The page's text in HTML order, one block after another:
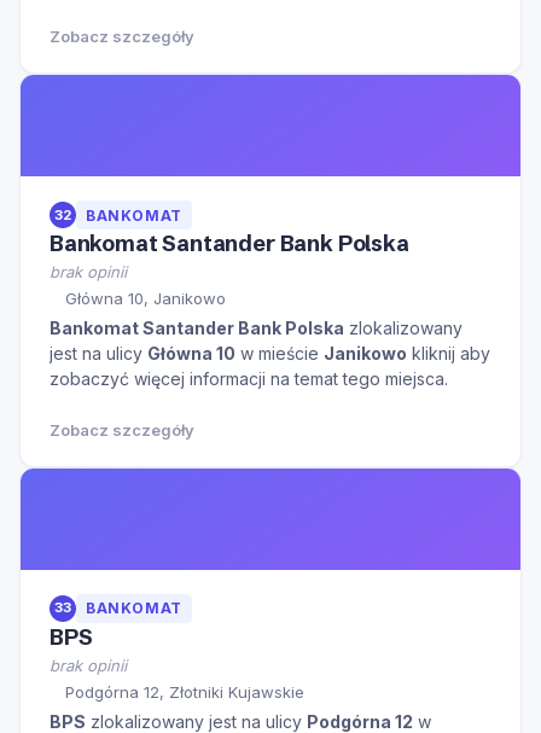
Zobacz szczegóły
32 BANKOMAT
Bankomat Santander Bank Polska
brak opinii
Główna 10, Janikowo
Bankomat Santander Bank Polska zlokalizowany
jest na ulicy Główna 10 w mieście Janikowo kliknij aby
zobaczyć więcej informacji na temat tego miejsca.
Zobacz szczegóły
33 BANKOMAT
BPS
brak opinii
Podgórna 12, Złotniki Kujawskie
BPS zlokalizowany jest na ulicy Podgórna 12 w